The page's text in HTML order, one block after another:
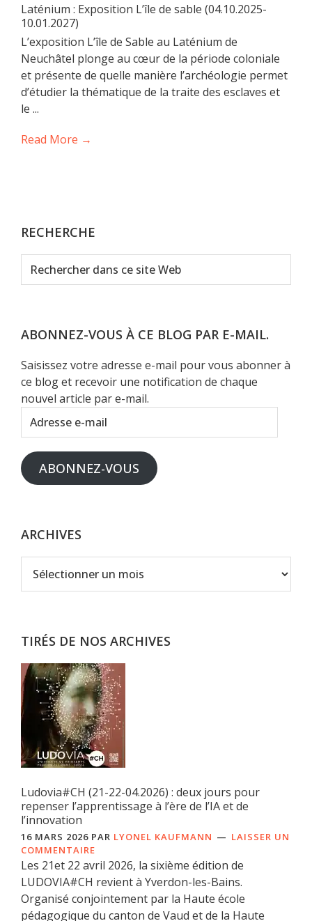
Laténium : Exposition L’île de sable (04.10.2025-
10.01.2027)
L’exposition L’île de Sable au Laténium de
Neuchâtel plonge au cœur de la période coloniale
et présente de quelle manière l’archéologie permet
d’étudier la thématique de la traite des esclaves et
le ...
Read More →
RECHERCHE
Rechercher
dans
Web
ABONNEZ-VOUS À CE BLOG PAR E-MAIL.
Saisissez votre adresse e-mail pour vous abonner à
ce blog et recevoir une notification de chaque
nouvel article par e-mail.
Adresse
e-
mail
ABONNEZ-VOUS
ARCHIVES
TIRÉS DE NOS ARCHIVES
Ludovia#CH (21-22-04.2026) : deux jours pour
repenser l’apprentissage à l’ère de l’IA et de
l’innovation
16 MARS 2026 PAR LYONEL KAUFMANN
LAISSER UN
COMMENTAIRE
Les 21et 22 avril 2026, la sixième édition de
LUDOVIA#CH revient à Yverdon-les-Bains.
Organisé conjointement par la Haute école
pédagogique du canton de Vaud et de la Haute